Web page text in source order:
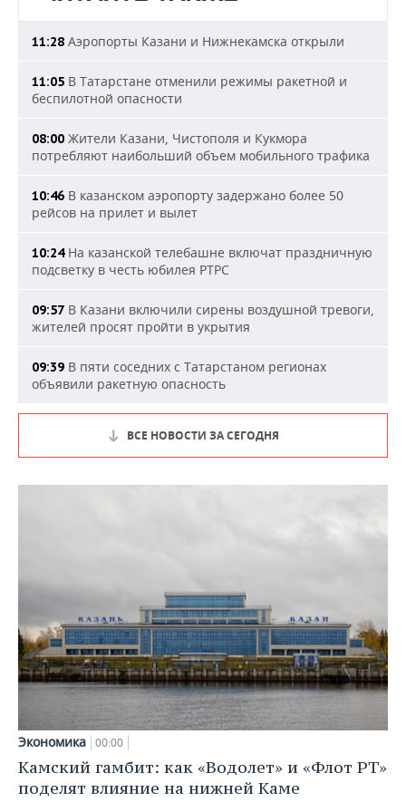
11:28 Аэропорты Казани и Нижнекамска открыли
11:05 В Татарстане отменили режимы ракетной и
беспилотной опасности
08:00 Жители Казани, Чистополя и Кукмора
потребляют наибольший объем мобильного трафика
10:46 В казанском аэропорту задержано более 50
рейсов на прилет и вылет
10:24На казанской телебашне включат праздничную
подсветку в честь юбилея РТРС
09:57 В Казани включили сирены воздушной тревоги,
жителей просят пройти в укрытия
09:39 В пяти соседних с Татарстаном регионах
объявили ракетную опасность
ВСЕ НОВОСТИ ЗА СЕГОДНЯ
Экономика 00:00
Камский гамбит: как «Водолет» и «Флот РТ»
поделят влияние на нижней Каме